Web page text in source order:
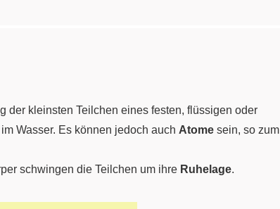
der kleinsten Teilchen eines festen, flüssigen oder
Wasser. Es können jedoch auch Atome sein, so zum
schwingen die Teilchen um ihre Ruhelage.